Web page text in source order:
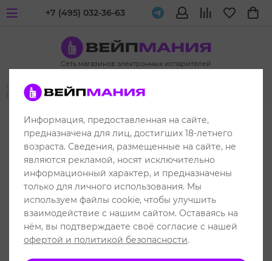
Сеть магазинов электронных испарителей
+7 (495) 032-36-63
Главная Одноразовые электронные испарители
ELF BAR 800
до 800 затяжек
Информация, предоставленная на сайте,
предназначена для лиц, достигших 18-летнего
возраста. Сведения, размещенные на сайте, не
являются рекламой, носят исключительно
информационный характер, и предназначены
только для личного использования. Мы
используем файлы cookie, чтобы улучшить
взаимодействие с нашим сайтом. Оставаясь на
нём, вы подтверждаете своё согласие с нашей
офертой и политикой безопасности.